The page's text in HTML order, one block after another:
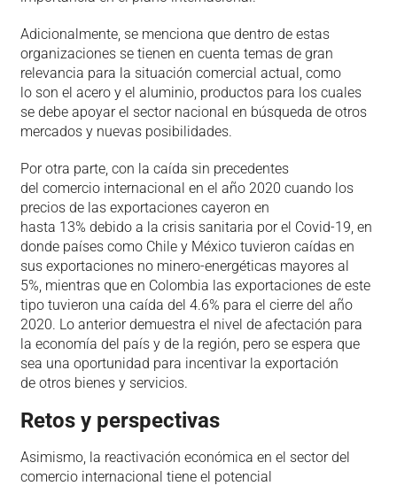
Adicionalmente, se menciona que dentro de estas
organizaciones se tienen en cuenta temas de gran
relevancia para la situación comercial actual, como
lo son el acero y el aluminio, productos para los cuales
se debe apoyar el sector nacional en búsqueda de otros
mercados y nuevas posibilidades.
Por otra parte, con la caída sin precedentes
del comercio internacional en el año 2020 cuando los
precios de las exportaciones cayeron en
hasta 13% debido a la crisis sanitaria por el Covid-19, en
donde países como Chile y México tuvieron caídas en
sus exportaciones no minero-energéticas mayores al
5%, mientras que en Colombia las exportaciones de este
tipo tuvieron una caída del 4.6% para el cierre del año
2020. Lo anterior demuestra el nivel de afectación para
la economía del país y de la región, pero se espera que
sea una oportunidad para incentivar la exportación
de otros bienes y servicios.
Retos y perspectivas
Asimismo, la reactivación económica en el sector del
comercio internacional tiene el potencial